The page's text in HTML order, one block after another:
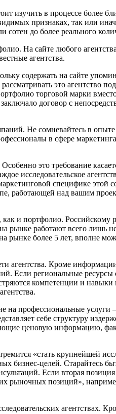
изучить в процессе более
признаках, так или
до более реального
На сайте любого
агентства.
содержать на сайте
это агентство
торговой марки
договор с
Не сомневайтесь в опыте
в сфере
это требование
исследовательское
специфике этой
работающей над вашим
как и портфолио.
рынке работают всего лишь
рынке более 5 лет, вполне
агентства. Кроме
Если региональные
компетенции и навыки
на профессиональные
себе структуру
ценовую информацию,
«стать крупнейшей
бизнес-целей. Старайтесь
Если вторая
их рыночных позиций»,
агентствах.